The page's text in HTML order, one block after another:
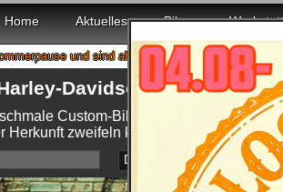
Home Aktuelles Bikes Werkstatt
und sind ab 18.08. wieder mit voller Power für
Davidson Sportster XL
Custom-Bike versprüht den
Herkunft zweifeln kann.
Details